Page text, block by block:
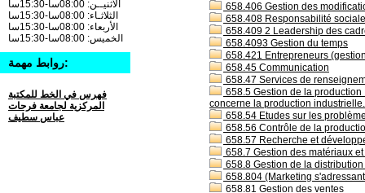
658.406 Gestion des
658.408 Responsabilité
658.409 2 Leadership des
658.4093 Gestion du temps
658.421 Entrepreneurs
658.45 Communication
658.47 Services de
658.5 Gestion de la
concerne la production
658.54 Etudes sur les
658.56 Contrôle de la
658.57 Recherche et
658.7 Gestion des matériaux
658.8 Gestion de la
658.804 (Marketing
658.81 Gestion des ventes
مدارس الدكتوراه[21]
كتب باللغة الفرنسية
لمكتبة الكلية[3]
كتب باللغة الفرنسية
لمكتبة مدارس الدكتوراه
[8]
الأثنيــن: 08:00سا-15:30سا
الثلاثـاء: 08:00سا-15:30سا
الأربعاء: 08:00سا-15:30سا
الخميس: 08:00سا-15:30سا
روابط مهمة:
فهرس في الخط للمكتبة
المركزية لجامعة فرحات
عباس سطيف